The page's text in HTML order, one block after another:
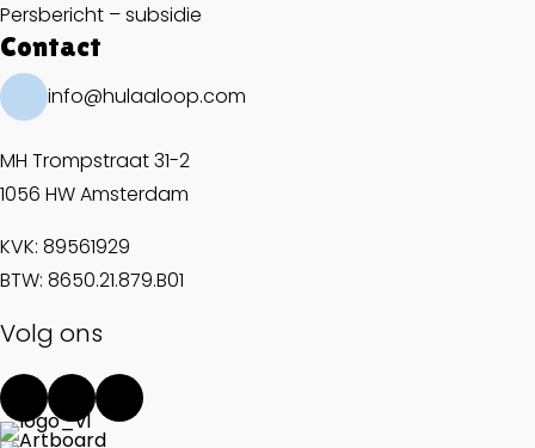
Persbericht – subsidie
Contact
info@hulaaloop.com
MH Trompstraat 31-2
1056 HW Amsterdam
KVK: 89561929
BTW: 8650.21.879.B01
Volg ons